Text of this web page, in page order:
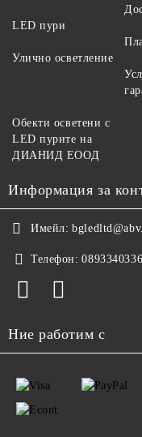
LED пури
Улично осветление
Обекти осветени с
LED пурите на
ДИАНИД ЕООД
Информация за
Имейл:
Телефон: 0893340336
Ние работим с